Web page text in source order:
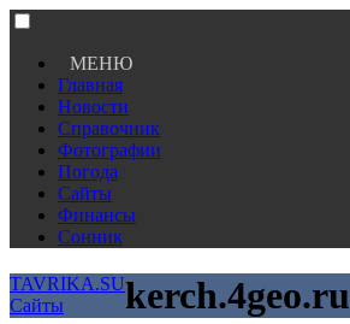
МЕНЮ
Главная
Новости
Справочник
Фотографии
Погода
Сайты
Финансы
Сонник
TAVRIKA.SU
Сайты
kerch.4geo.ru